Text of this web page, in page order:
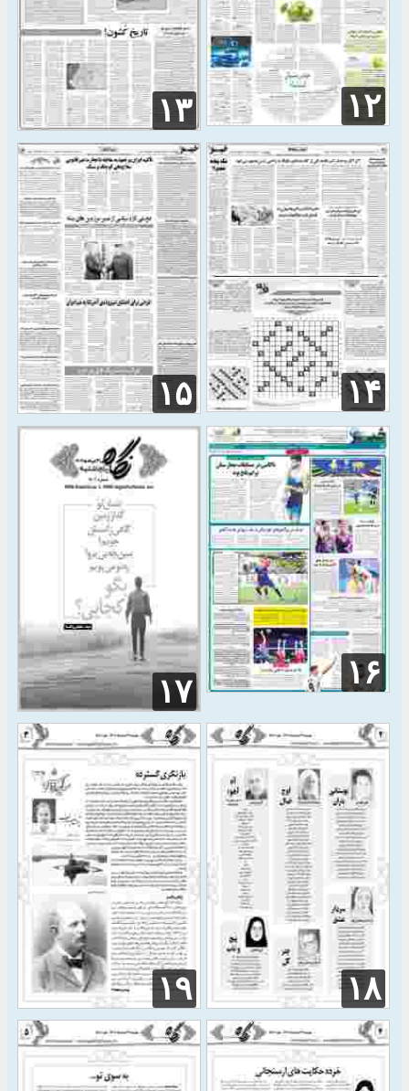
۱۲ ۱۳
۱۴ ۱۵
۱۶
۱۷
۱۸ ۱۹